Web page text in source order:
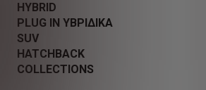
HYBRID
PLUG IN ΥΒΡΙΔΙΚΑ
SUV
HATCHBACK
COLLECTIONS